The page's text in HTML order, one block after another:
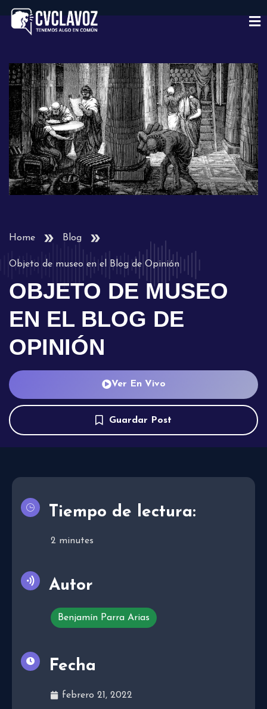
Home Blog
Objeto de museo en el Blog de Opinión
OBJETO DE MUSEO
EN EL BLOG DE
OPINIÓN
Ver En Vivo
Guardar Post
Tiempo de lectura:
2 minutes
Autor
Benjamín Parra Arias
Fecha
febrero 21, 2022